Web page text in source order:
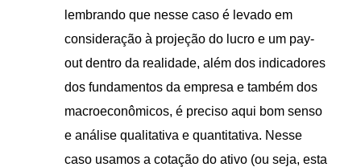
lembrando que nesse caso é levado em
consideração à projeção do lucro e um pay-
out dentro da realidade, além dos indicadores
dos fundamentos da empresa e também dos
macroeconômicos, é preciso aqui bom senso
e análise qualitativa e quantitativa. Nesse
caso usamos a cotação do ativo (ou seja, esta